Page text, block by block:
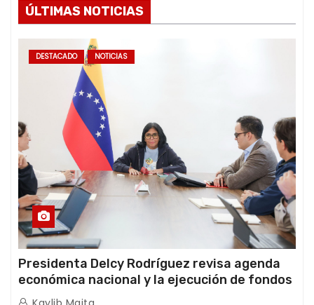
ÚLTIMAS NOTICIAS
DESTACADO NOTICIAS
Presidenta Delcy Rodríguez revisa agenda
económica nacional y la ejecución de fondos
de emergencia post-sismos